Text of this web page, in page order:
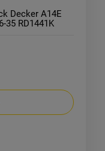
Decker A14E
35 RD1441K
2Ah